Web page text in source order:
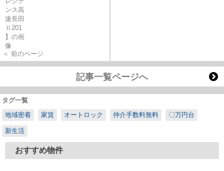
＜ 前のページ
記事一覧ページへ
タグ一覧
地域密着
家賃 オートロック 仲介手数料無料 〇万円台
新生活
おすすめ物件